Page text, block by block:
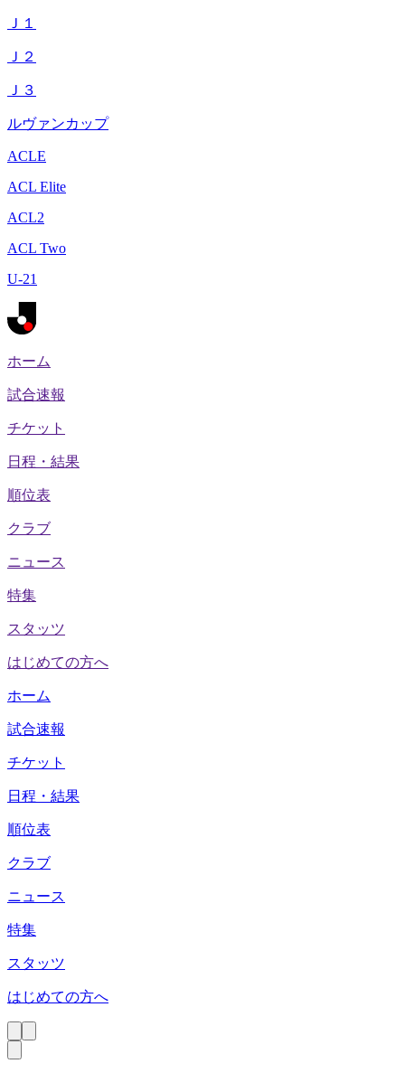
Ｊ１
Ｊ２
Ｊ３
ルヴァンカップ
ACLE
ACL Elite
ACL2
ACL Two
U-21
ホーム
試合速報
チケット
日程・結果
順位表
クラブ
ニュース
特集
スタッツ
はじめての方へ
ホーム
試合速報
チケット
日程・結果
順位表
クラブ
ニュース
特集
スタッツ
はじめての方へ